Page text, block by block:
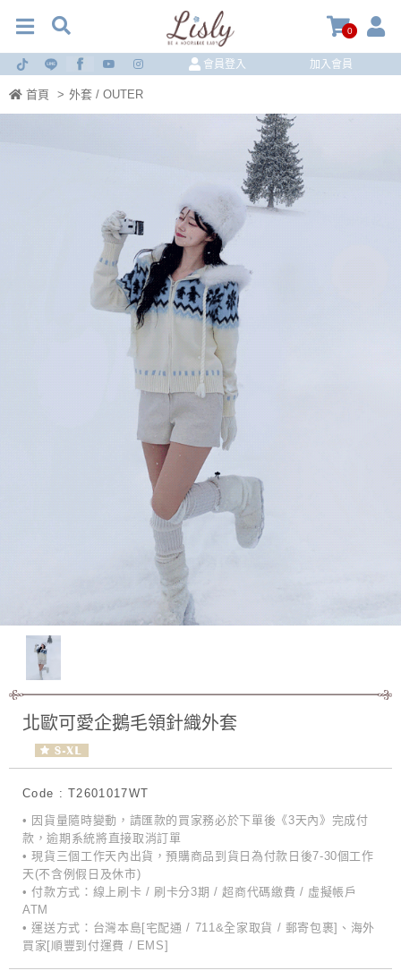
0
會員登入 加入會員
首頁 > 外套 / OUTER
北歐可愛企鵝毛領針織外套
Code : T2601017WT
• 因貨量隨時變動，請匯款的買家務必於下單後《3天內》完成付
款，逾期系統將直接取消訂單
• 現貨三個工作天內出貨，預購商品到貨日為付款日後7-30個工作
天(不含例假日及休市)
• 付款方式：線上刷卡 / 刷卡分3期 / 超商代碼繳費 / 虛擬帳戶
ATM
• 運送方式：台灣本島[宅配通 / 711&全家取貨 / 郵寄包裹]、海外
買家[順豐到付運費 / EMS]